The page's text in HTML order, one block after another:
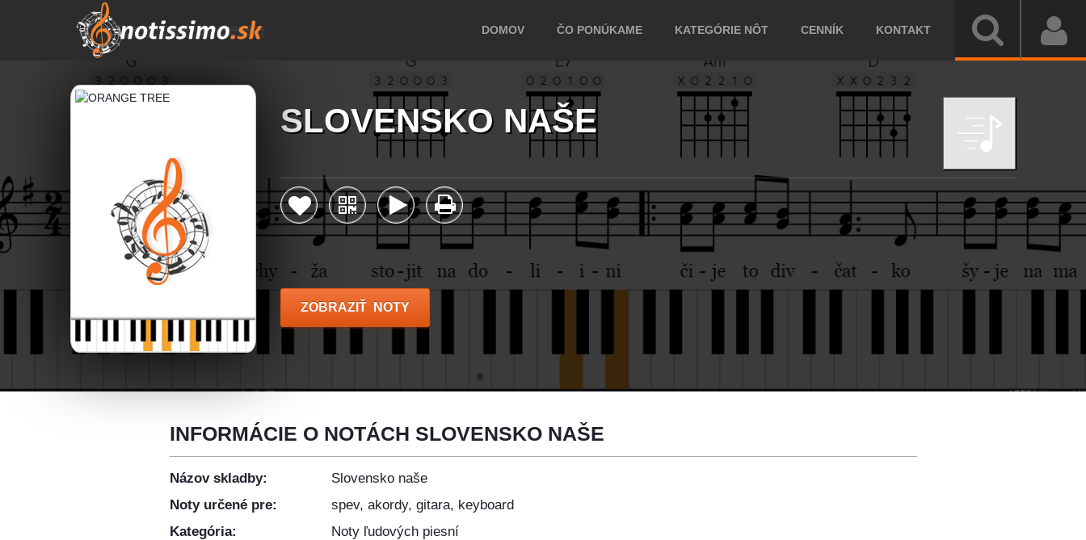
DOMOV ČO PONÚKAME KATEGÓRIE NÔT CENNÍK KONTAKT
SLOVENSKO NAŠE
ZOBRAZIŤ NOTY
INFORMÁCIE O NOTÁCH SLOVENSKO NAŠE
Názov skladby:
Slovensko naše
Noty určené pre:
spev, akordy, gitara, keyboard
Kategória:
Noty ľudových piesní